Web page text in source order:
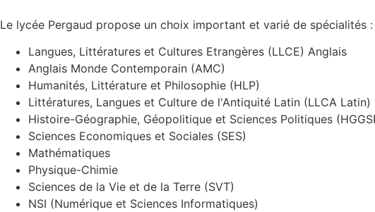
Le lycée Pergaud propose un choix important et varié de spécialités :
Langues, Littératures et Cultures Etrangères (LLCE) Anglais
Anglais Monde Contemporain (AMC)
Humanités, Littérature et Philosophie (HLP)
Littératures, Langues et Culture de l'Antiquité Latin (LLCA Latin)
Histoire-Géographie, Géopolitique et Sciences Politiques
Sciences Economiques et Sociales (SES)
Mathématiques
Physique-Chimie
Sciences de la Vie et de la Terre (SVT)
NSI (Numérique et Sciences Informatiques)